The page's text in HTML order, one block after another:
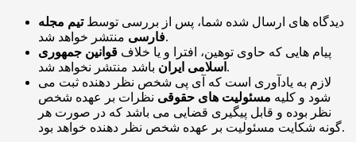
دیدگاه های ارسال شده شما، پس از بررسی توسطتیم مجله
فارسیمنتشر خواهد شد.
پیام هایی که حاوی توهین، افترا و یا خلاف قوانین جمهوری
اسلامی ایران باشد منتشر نخواهد شد.
لازم به یادآوری است که آی پی شخص نظر دهنده ثبت می
شود و کلیه مسئولیت های حقوقی نظرات بر عهده شخص
نظر بوده و قابل پیگیری قضایی می باشد که در صورت هر
گونه شکایت مسئولیت بر عهده شخص نظر دهنده خواهد بود.